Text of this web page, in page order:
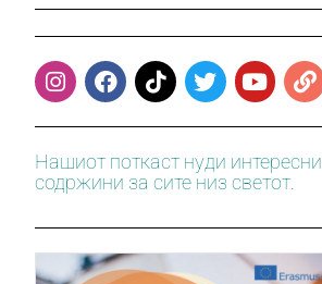
Нашиот поткаст нуди интересни
содржини за сите низ светот.